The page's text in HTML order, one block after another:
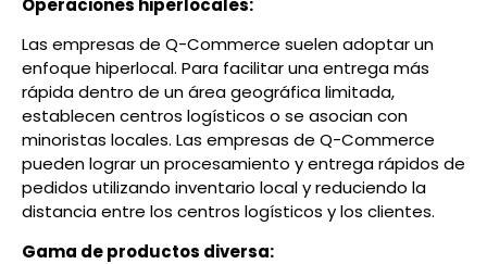
Operaciones hiperlocales:
Las empresas de Q-Commerce suelen adoptar un
enfoque hiperlocal. Para facilitar una entrega más
rápida dentro de un área geográfica limitada,
establecen centros logísticos o se asocian con
minoristas locales. Las empresas de Q-Commerce
pueden lograr un procesamiento y entrega rápidos de
pedidos utilizando inventario local y reduciendo la
distancia entre los centros logísticos y los clientes.
Gama de productos diversa: